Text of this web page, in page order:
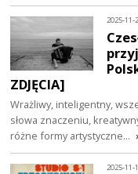
2025-11-
ZDJĘCIA]
Wrażliwy, inteligentny,
słowa znaczeniu,
różne formy artystyczne…
2025-11-